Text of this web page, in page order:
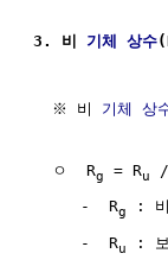
3. 비 기체 상수
  ※ 비
기체 상
  ㅇ  R
g = Ru /
     -  R
g :
     -  R
u :